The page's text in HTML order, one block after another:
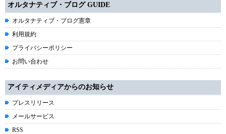
オルタナティブ・ブログ GUIDE
オルタナティブ・ブログ憲章
利用規約
プライバシーポリシー
お問い合わせ
アイティメディアからのお知らせ
プレスリリース
メールサービス
RSS